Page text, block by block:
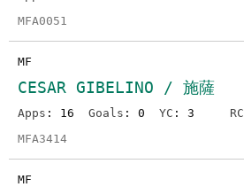
MFA0051
MF
CESAR GIBELINO / 施薩
Apps : 16 Goals : 0 YC : 3 RC
MFA3414
MF